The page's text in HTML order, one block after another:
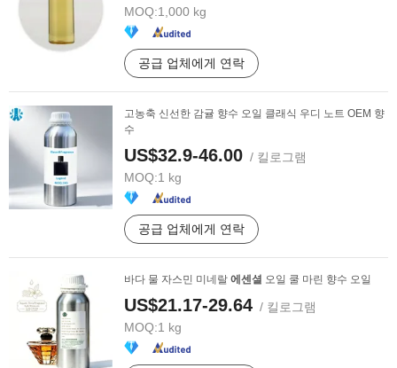
MOQ:1,000 kg
공급 업체에게 연락
고농축 신선한 감귤 향수 오일 클래식 우디 노트 OEM 향
수
US$32.9-46.00 / 킬로그램
MOQ:1 kg
공급 업체에게 연락
바다 물 자스민 미네랄 에센셜 오일 쿨 마린 향수 오일
US$21.17-29.64 / 킬로그램
MOQ:1 kg